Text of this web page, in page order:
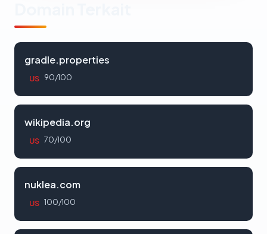
gradle.properties
US 90/100
wikipedia.org
US 70/100
nuklea.com
US 100/100